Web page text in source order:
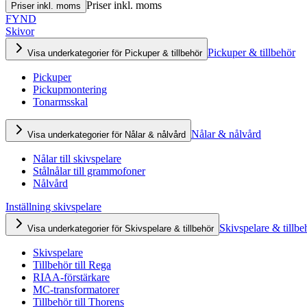
Priser inkl. moms Priser inkl. moms
FYND
Skivor
Visa underkategorier för Pickuper & tillbehör Pickuper & tillbehör
Pickuper
Pickupmontering
Tonarmsskal
Visa underkategorier för Nålar & nålvård Nålar & nålvård
Nålar till skivspelare
Stålnålar till grammofoner
Nålvård
Inställning skivspelare
Visa underkategorier för Skivspelare & tillbehör Skivspelare &
Skivspelare
Tillbehör till Rega
RIAA-förstärkare
MC-transformatorer
Tillbehör till Thorens